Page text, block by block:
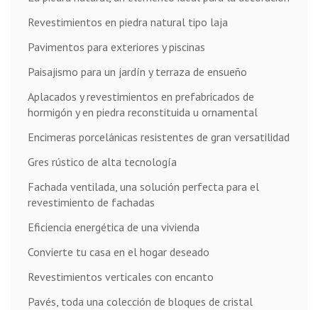
Revestimientos en piedra natural tipo laja
Pavimentos para exteriores y piscinas
Paisajismo para un jardín y terraza de ensueño
Aplacados y revestimientos en prefabricados de
hormigón y en piedra reconstituida u ornamental
Encimeras porcelánicas resistentes de gran versatilidad
Gres rústico de alta tecnología
Fachada ventilada, una solución perfecta para el
revestimiento de fachadas
Eficiencia energética de una vivienda
Convierte tu casa en el hogar deseado
Revestimientos verticales con encanto
Pavés, toda una colección de bloques de cristal